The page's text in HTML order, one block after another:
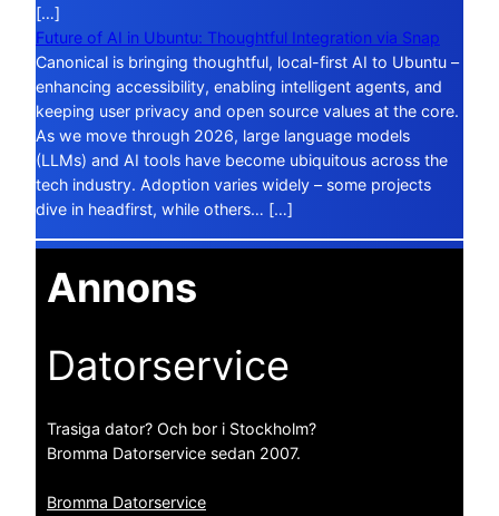
[…]
Future of AI in Ubuntu: Thoughtful Integration via Snap
Canonical is bringing thoughtful, local-first AI to Ubuntu –
enhancing accessibility, enabling intelligent agents, and
keeping user privacy and open source values at the core.
As we move through 2026, large language models
(LLMs) and AI tools have become ubiquitous across the
tech industry. Adoption varies widely – some projects
dive in headfirst, while others… […]
Annons
Datorservice
Trasiga dator? Och bor i Stockholm?
Bromma Datorservice sedan 2007.
Bromma Datorservice